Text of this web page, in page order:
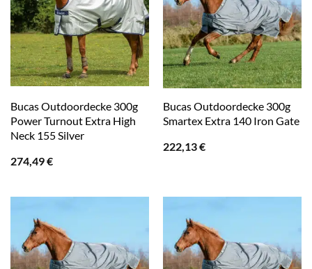
Bucas Outdoordecke 300g
Power Turnout Extra High
Neck 155 Silver
274,49€
Bucas Outdoordecke 300g
Smartex Extra 140 Iron Gate
222,13€